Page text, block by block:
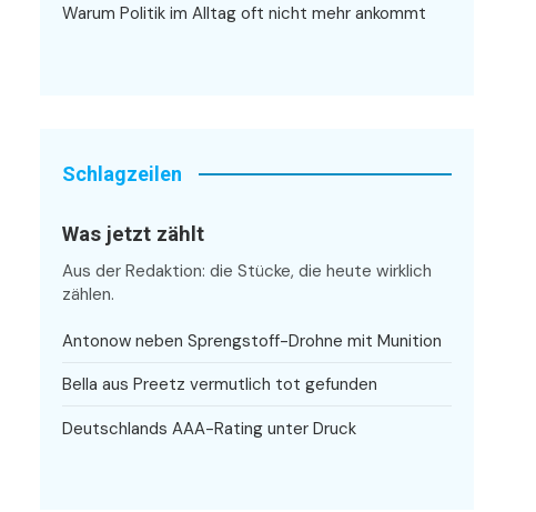
Warum Politik im Alltag oft nicht mehr ankommt
Schlagzeilen
Was jetzt zählt
Aus der Redaktion: die Stücke, die heute wirklich
zählen.
Antonow neben Sprengstoff-Drohne mit Munition
Bella aus Preetz vermutlich tot gefunden
Deutschlands AAA-Rating unter Druck